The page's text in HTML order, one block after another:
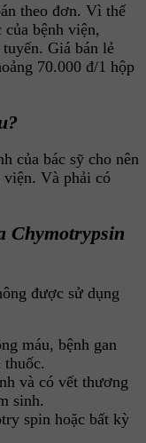
theo đơn. Vì thế
bệnh viện,
Giá bán lẻ
70.000 đ/1 hộp
của bác sỹ cho nên
viện. Và phải có
Chymotrypsin
được sử dụng
máu, bệnh gan
và có vết thương
sinh.
spin hoặc bất kỳ